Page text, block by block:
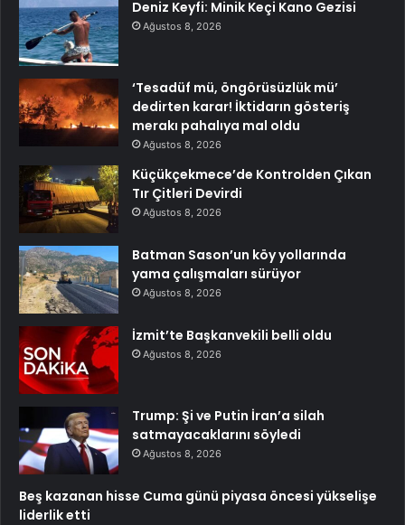
Deniz Keyfi: Minik Keçi Kano Gezisi
Ağustos 8, 2026
‘Tesadüf mü, öngörüsüzlük mü’
dedirten karar! İktidarın gösteriş
merakı pahalıya mal oldu
Ağustos 8, 2026
Küçükçekmece’de Kontrolden Çıkan
Tır Çitleri Devirdi
Ağustos 8, 2026
Batman Sason’un köy yollarında
yama çalışmaları sürüyor
Ağustos 8, 2026
İzmit’te Başkanvekili belli oldu
Ağustos 8, 2026
Trump: Şi ve Putin İran’a silah
satmayacaklarını söyledi
Ağustos 8, 2026
Beş kazanan hisse Cuma günü piyasa öncesi yükselişe
liderlik etti